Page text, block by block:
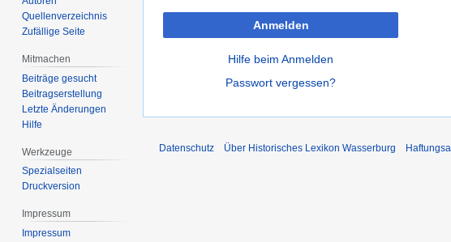
Anmelden
Hilfe beim Anmelden
Passwort vergessen?
Quellenverzeichnis
Zufällige Seite
Mitmachen
Beiträge gesucht
Beitragserstellung
Letzte Änderungen
Hilfe
Werkzeuge
Spezialseiten
Druckversion
Impressum
Impressum
Datenschutz Über Historisches Lexikon Wasserburg